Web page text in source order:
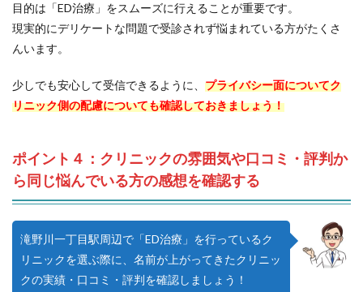
目的は「ED治療」をスムーズに行えることが重要です。
現実的にデリケートな問題で受診されず悩まれている方がたくさ
んいます。
少しでも安心して受信できるように、 プライバシー面についてク
リニック側の配慮についても確認しておきましょう！
ポイント４：クリニックの雰囲気や口コミ・評判か
ら同じ悩んでいる方の感想を確認する
滝野川一丁目駅周辺で「ED治療」を行っているク
リニックを選ぶ際に、名前が上がってきたクリニッ
クの実績・口コミ・評判を確認しましょう！